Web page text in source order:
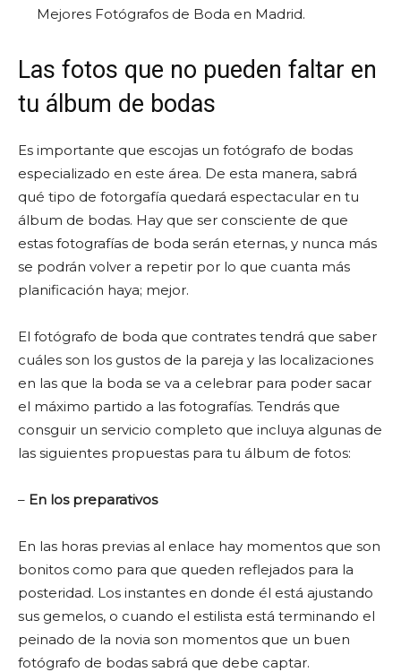
Mejores Fotógrafos de Boda en Madrid.
Las fotos que no pueden faltar en
tu álbum de bodas
Es importante que escojas un fotógrafo de bodas
especializado en este área. De esta manera, sabrá
qué tipo de fotorgafía quedará espectacular en tu
álbum de bodas. Hay que ser consciente de que
estas fotografías de boda serán eternas, y nunca más
se podrán volver a repetir por lo que cuanta más
planificación haya; mejor.
El fotógrafo de boda que contrates tendrá que saber
cuáles son los gustos de la pareja y las localizaciones
en las que la boda se va a celebrar para poder sacar
el máximo partido a las fotografías. Tendrás que
consguir un servicio completo que incluya algunas de
las siguientes propuestas para tu álbum de fotos:
– En los preparativos
En las horas previas al enlace hay momentos que son
bonitos como para que queden reflejados para la
posteridad. Los instantes en donde él está ajustando
sus gemelos, o cuando el estilista está terminando el
peinado de la novia son momentos que un buen
fotógrafo de bodas sabrá que debe captar.